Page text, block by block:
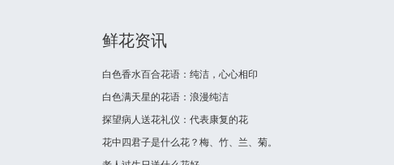
鲜花资讯
白色香水百合花语：纯洁，心心相印
白色满天星的花语：浪漫纯洁
探望病人送花礼仪：代表康复的花
花中四君子是什么花？梅、竹、兰、菊。